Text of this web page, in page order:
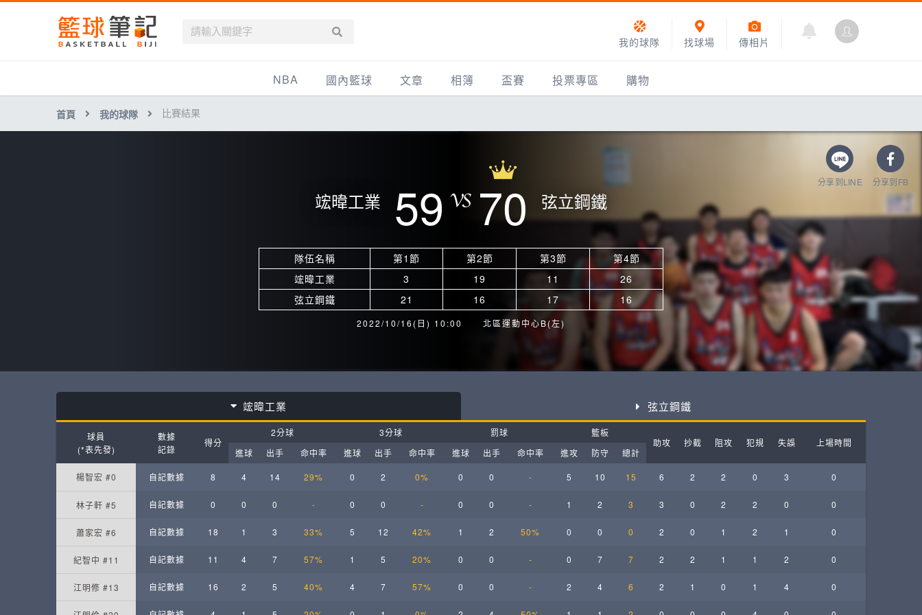
傳相片
找球場
我的球隊
NBA 國內籃球
HBL
文章
知識分享
主打專題
相簿 盃賽
SCBL 三重康克斯籃球聯盟
SHUBL世新籃球聯盟
SBC輔大超級盃
ELITE週日籃球聯盟
三重女子籃球聯盟
TBSL高中乙組小聯盟
淡水豆花聯盟
EMPOWER引爆運動訓練
月見山Max League
ELITE週日籃球聯盟-中壢場
投票專區 購物
首頁 我的球隊 比賽結果
分享到LINE 分享到FB
竤暐工業 59 70 弦立鋼鐵
隊伍名稱 第1節 第2節 第3節
第4節
竤暐工業
3 19 11
26
弦立鋼鐵
21 16 17 16
2022/10/16(日) 10:00 北區運動中心B(左)
竤暐工業 弦立鋼鐵
球員
(*表先發)
數據
記錄
得分
2分球 3分球 罰球
籃板
助攻
抄截 阻攻 犯規 失誤
上場時間
進球
出手 命中率 進球 出手 命中率 進球 出手 命中率 進攻 防守 總計
楊智宏 #0 自記數據 8 4 14 29% 0 2 0% 0 0 - 5 10 15 6 2 2 0 3 0
林子軒 #5 自記數據 0 0 0 - 0 0 - 0 0 - 1 2 3 3 0 2 2 0 0
蕭家宏 #6 自記數據 18 1 3 33% 5 12 42% 1 2 50% 0 0 0 2 0 1 2 1 0
紀智中 #11 自記數據 11 4 7 57% 1 5 20% 0 0 - 0 7 7 2 2 1 1 2 0
江明修 #13 自記數據 16 2 5 40% 4 7 57% 0 0 - 2 4 6 2 1 0 1 4 0